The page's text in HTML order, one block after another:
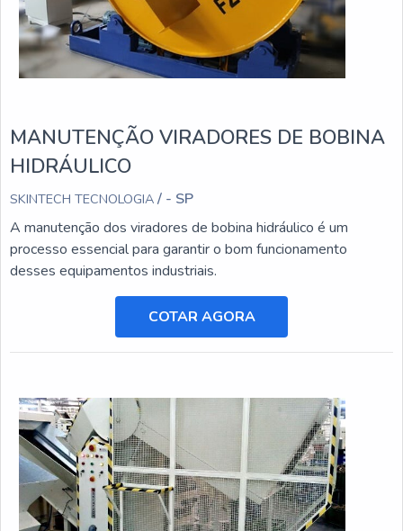
MANUTENÇÃO VIRADORES DE BOBINA
HIDRÁULICO
SKINTECH TECNOLOGIA / - SP
A manutenção dos viradores de bobina hidráulico é um
processo essencial para garantir o bom funcionamento
desses equipamentos industriais.
COTAR AGORA